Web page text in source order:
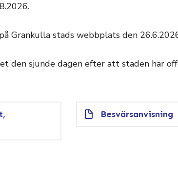
Grankulla stads webbplats den
den sjunde dagen efter att staden har
Besvärsanvisning